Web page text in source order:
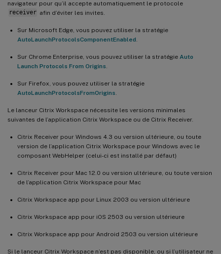
navigateur pour qu’il accepte automatiquement le protocole
receiver afin d’éviter les invites.
Sur Microsoft Edge, vous pouvez utiliser la stratégie
AutoLaunchProtocolsComponentEnabled
Sur Chrome Enterprise, vous pouvez utiliser la stratégie Auto
Launch Protocols From Origins
Sur Firefox, vous pouvez utiliser la stratégie
AutoLaunchProtocolsFromOrigins
Le lanceur Citrix Workspace nécessite les versions minimales
suivantes de l’application Citrix Workspace ou de Citrix Receiver.
Citrix Receiver pour Windows 4.3 ou version ultérieure, ou toute
version de l’application Citrix Workspace pour Windows avec le
composant WebHelper (celui-ci est installé par défaut)
Citrix Receiver pour Mac 12.0 ou version ultérieure, ou toute version
de l’application Citrix Workspace pour Mac
Citrix Workspace app pour Linux 2003 ou version ultérieure
Citrix Workspace app pour iOS 2503 ou version ultérieure
Citrix Workspace app pour Android 2503 ou version ultérieure
Si le lanceur Citrix Workspace n’est pas disponible, ou si l’utilisateur ne